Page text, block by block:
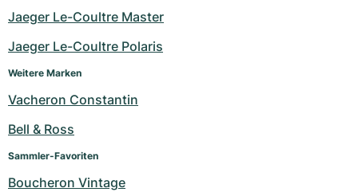
Jaeger Le-Coultre Master
Jaeger Le-Coultre Polaris
Weitere Marken
Vacheron Constantin
Bell & Ross
Sammler-Favoriten
Boucheron Vintage